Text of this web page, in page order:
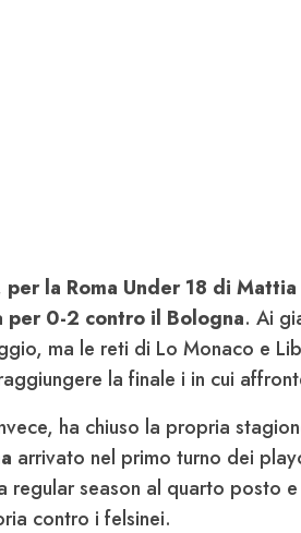
per la Roma Under 18 di Mattia
per 0-2 contro il Bologna. Ai
ma le reti di Lo Monaco e
la finale i in cui
ha chiuso la propria
arrivato nel primo turno dei
regular season al quarto posto
contro i felsinei.